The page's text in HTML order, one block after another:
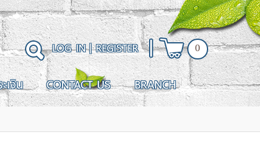
0
LOG IN|REGISTER
เงิน CONTACT US BRANCH